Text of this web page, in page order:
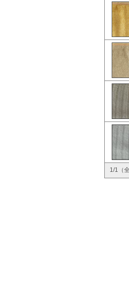
1/1（